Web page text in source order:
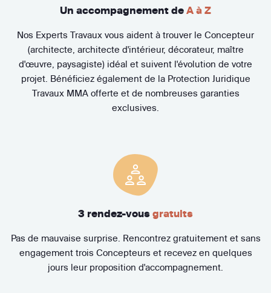
Un accompagnement de A à Z
Nos Experts Travaux vous aident à trouver le Concepteur
(architecte, architecte d'intérieur, décorateur, maître
d'œuvre, paysagiste) idéal et suivent l'évolution de votre
projet. Bénéficiez également de la Protection Juridique
Travaux MMA offerte et de nombreuses garanties
exclusives.
3 rendez-vous gratuits
Pas de mauvaise surprise. Rencontrez gratuitement et sans
engagement trois Concepteurs et recevez en quelques
jours leur proposition d'accompagnement.